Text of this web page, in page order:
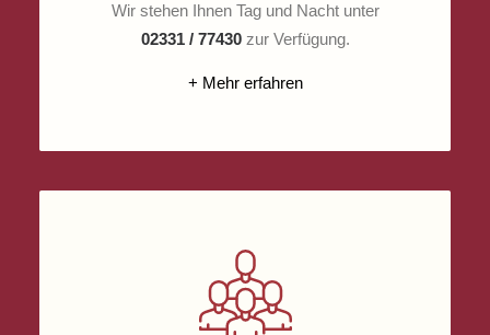
Wir stehen Ihnen Tag und Nacht unter
02331 / 77430zur Verfügung.
+ Mehr erfahren